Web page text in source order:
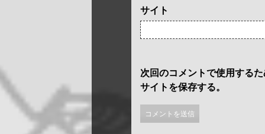
サイト
次回のコメントで使用する
サイトを保存する。